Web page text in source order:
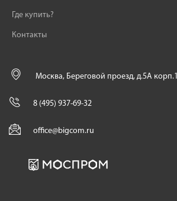
Где купить?
Контакты
Москва, Береговой проезд, д.5А
8 (495) 937-69-32
office@bigcom.ru